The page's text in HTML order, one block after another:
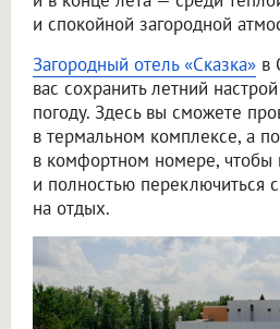
и спокойной загородной
Загородный отель «Сказка» в
вас сохранить летний
погоду. Здесь вы сможете
в термальном комплексе, а
в комфортном номере, чтобы
и полностью переключиться
на отдых.